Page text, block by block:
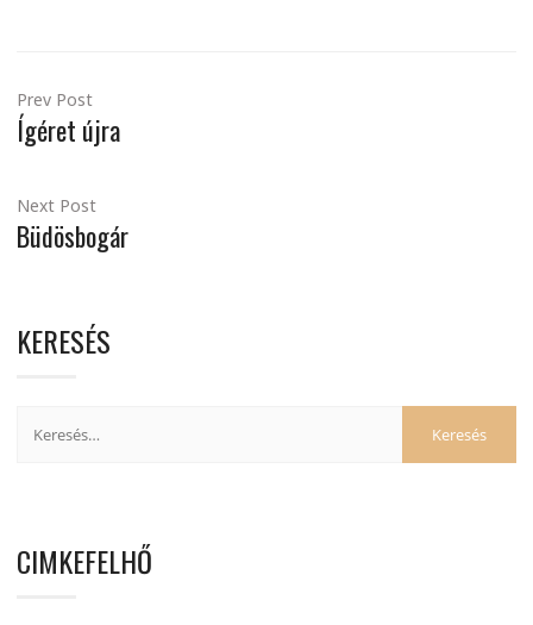
Prev Post
Ígéret újra
Next Post
Büdösbogár
KERESÉS
CIMKEFELHŐ